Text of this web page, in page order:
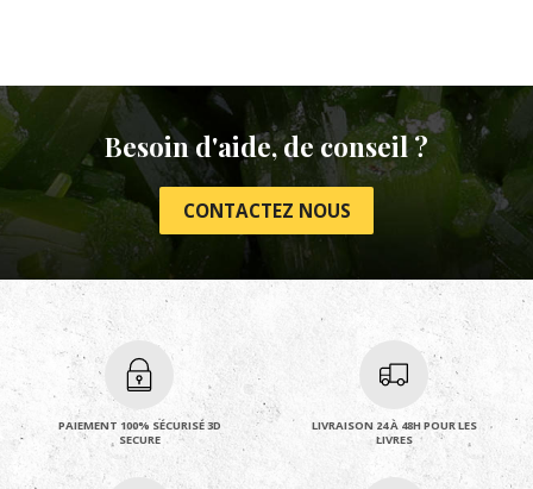
Besoin d'aide, de conseil ?
CONTACTEZ NOUS
PAIEMENT 100% SÉCURISÉ 3D
SECURE
LIVRAISON 24 À 48H POUR LES
LIVRES